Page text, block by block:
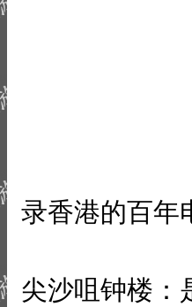
录香港的百年
尖沙咀钟楼：